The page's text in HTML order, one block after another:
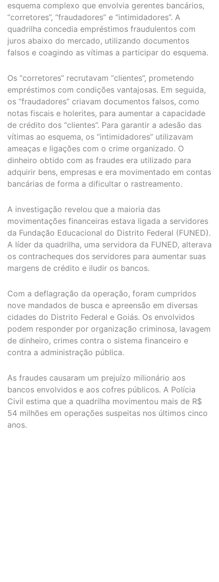
esquema complexo que envolvia gerentes bancários,
“corretores”, “fraudadores” e “intimidadores”. A
quadrilha concedia empréstimos fraudulentos com
juros abaixo do mercado, utilizando documentos
falsos e coagindo as vítimas a participar do esquema.
Os “corretores” recrutavam “clientes”, prometendo
empréstimos com condições vantajosas. Em seguida,
os “fraudadores” criavam documentos falsos, como
notas fiscais e holerites, para aumentar a capacidade
de crédito dos “clientes”. Para garantir a adesão das
vítimas ao esquema, os “intimidadores” utilizavam
ameaças e ligações com o crime organizado. O
dinheiro obtido com as fraudes era utilizado para
adquirir bens, empresas e era movimentado em contas
bancárias de forma a dificultar o rastreamento.
A investigação revelou que a maioria das
movimentações financeiras estava ligada a servidores
da Fundação Educacional do Distrito Federal (FUNED).
A líder da quadrilha, uma servidora da FUNED, alterava
os contracheques dos servidores para aumentar suas
margens de crédito e iludir os bancos.
Com a deflagração da operação, foram cumpridos
nove mandados de busca e apreensão em diversas
cidades do Distrito Federal e Goiás. Os envolvidos
podem responder por organização criminosa, lavagem
de dinheiro, crimes contra o sistema financeiro e
contra a administração pública.
As fraudes causaram um prejuízo milionário aos
bancos envolvidos e aos cofres públicos. A Polícia
Civil estima que a quadrilha movimentou mais de R$
54 milhões em operações suspeitas nos últimos cinco
anos.